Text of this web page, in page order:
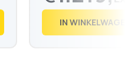
€ 1.476,
IN WINKELWAGEN